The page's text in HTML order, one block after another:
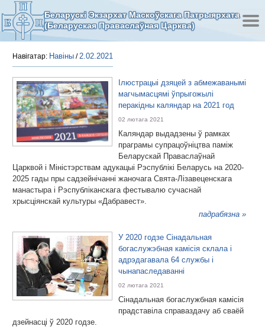
Беларускі Экзархат Маскоўскага Патрыярхата
(Беларуская Праваслаўная Царква)
Навігатар: Навіны /2.02.2021
Ілюстрацыі дзяцей з абмежаванымі
магчымасцямі ўпрыгожылі
перакідны каляндар на 2021 год
02 лютага 2021
Каляндар выдадзены ў рамках
праграмы супрацоўніцтва паміж
Беларускай Праваслаўнай
Царквой і Міністэрствам адукацыі Рэспублікі Беларусь на 2020-
2025 гады пры садзейнічанні жаночага Cвята-Лізавеценскага
манастыра і Рэспубліканскага фестывалю сучаснай
хрысціянскай культуры «Дабравест».
падрабязна »
У 2020 годзе Сінадальная
богаслужэбная камісія склала і
адрэдагавала 64 службы і
чынапаследаванні
02 лютага 2021
Сінадальная богаслужбная камісія
прадставіла справаздачу аб сваёй
дзейнасці ў 2020 годзе.